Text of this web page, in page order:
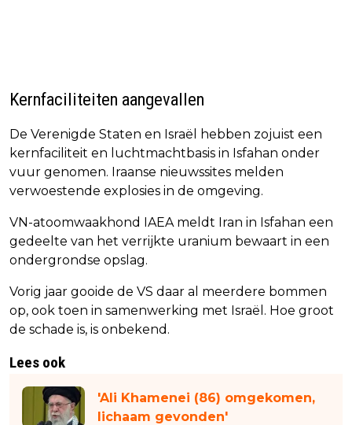
Kernfaciliteiten aangevallen
De Verenigde Staten en Israël hebben zojuist een
kernfaciliteit en luchtmachtbasis in Isfahan onder
vuur genomen. Iraanse nieuwssites melden
verwoestende explosies in de omgeving.
VN-atoomwaakhond IAEA meldt Iran in Isfahan een
gedeelte van het verrijkte uranium bewaart in een
ondergrondse opslag.
Vorig jaar gooide de VS daar al meerdere bommen
op, ook toen in samenwerking met Israël. Hoe groot
de schade is, is onbekend.
Lees ook
'Ali Khamenei (86) omgekomen,
lichaam gevonden'